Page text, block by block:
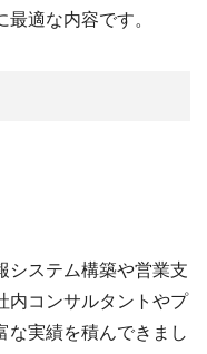
適な内容です。
システム構築や営業支
内コンサルタントやプ
な実績を積んできまし